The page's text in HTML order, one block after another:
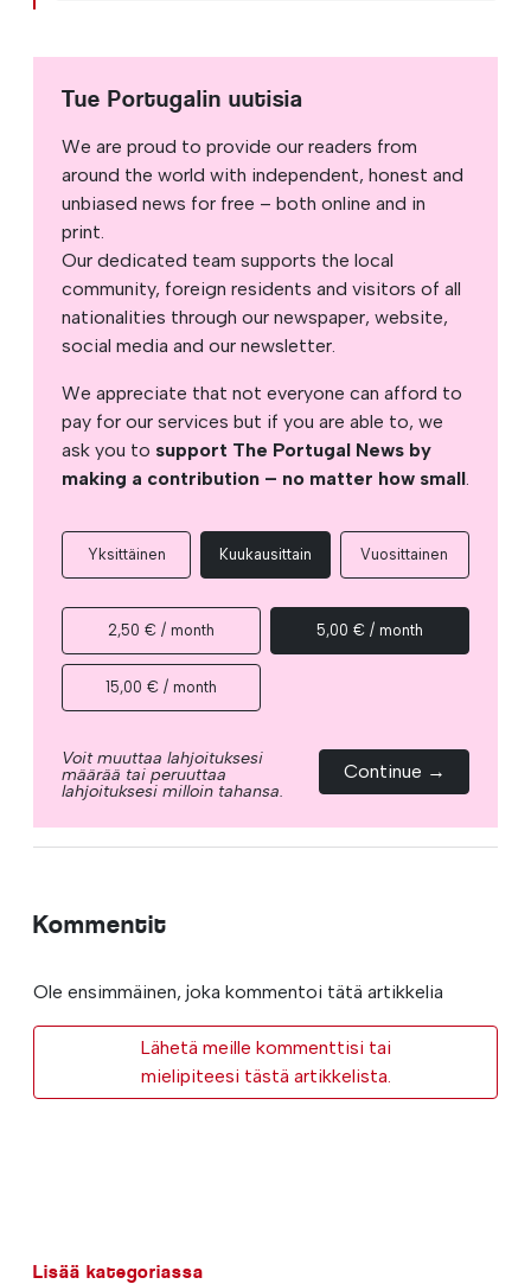
Tue Portugalin uutisia
We are proud to provide our readers from
around the world with independent, honest and
unbiased news for free – both online and in
print.
Our dedicated team supports the local
community, foreign residents and visitors of all
nationalities through our newspaper, website,
social media and our newsletter.
We appreciate that not everyone can afford to
pay for our services but if you are able to, we
ask you to support The Portugal News by
making a contribution – no matter how small.
Yksittäinen Kuukausittain Vuosittainen
2,50 € / month 5,00 € / month
15,00 € / month
Voit muuttaa lahjoituksesi
määrää tai peruuttaa
lahjoituksesi milloin tahansa.
Continue →
Kommentit
Ole ensimmäinen, joka kommentoi tätä artikkelia
Lähetä meille kommenttisi tai
mielipiteesi tästä artikkelista.
Lisää kategoriassa